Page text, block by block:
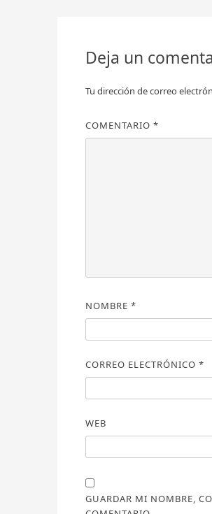
Deja un
Tu dirección de correo
COMENTARIO *
NOMBRE *
CORREO ELECTRÓNICO *
WEB
GUARDAR MI NOMBRE,